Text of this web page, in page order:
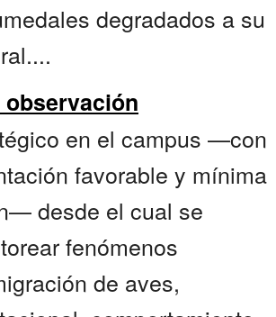
degradados a su
observación
en el campus —con
favorable y mínima
desde el cual se
fenómenos
de aves,